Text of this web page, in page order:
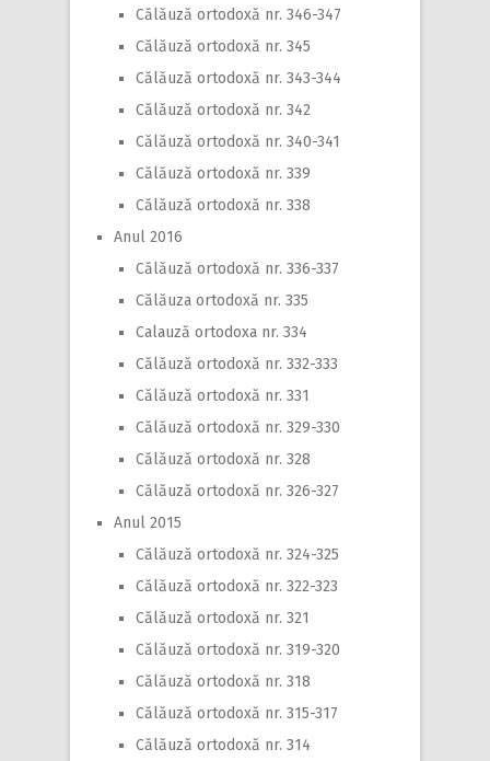
Călăuză ortodoxă nr. 346-347
Călăuză ortodoxă nr. 345
Călăuză ortodoxă nr. 343-344
Călăuză ortodoxă nr. 342
Călăuză ortodoxă nr. 340-341
Călăuză ortodoxă nr. 339
Călăuză ortodoxă nr. 338
Anul 2016
Călăuză ortodoxă nr. 336-337
Călăuza ortodoxă nr. 335
Calauză ortodoxa nr. 334
Călăuză ortodoxă nr. 332-333
Călăuză ortodoxă nr. 331
Călăuză ortodoxă nr. 329-330
Călăuză ortodoxă nr. 328
Călăuză ortodoxă nr. 326-327
Anul 2015
Călăuză ortodoxă nr. 324-325
Călăuză ortodoxă nr. 322-323
Călăuză ortodoxă nr. 321
Călăuză ortodoxă nr. 319-320
Călăuză ortodoxă nr. 318
Călăuză ortodoxă nr. 315-317
Călăuză ortodoxă nr. 314